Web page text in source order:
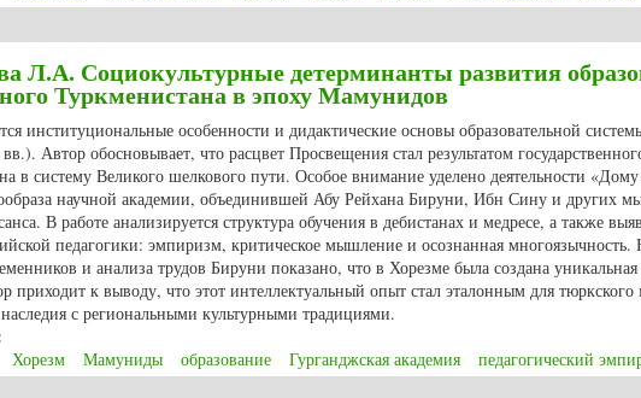
Л.А. Социокультурные детерминанты развития
Туркменистана в эпоху Мамунидов
институциональные особенности и дидактические основы образовательной
Автор обосновывает, что расцвет Просвещения стал результатом
в систему Великого шелкового пути. Особое внимание уделено деятельности
научной академии, объединившей Абу Рейхана Бируни, Ибн Сину и других
В работе анализируется структура обучения в дебистанах и медресе, а также
педагогики: эмпиризм, критическое мышление и осознанная многоязычность.
и анализа трудов Бируни показано, что в Хорезме была создана
приходит к выводу, что этот интеллектуальный опыт стал эталонным для тюркского
с региональными культурными традициями.
Хорезм Мамуниды образование Гурганджская академия педагогический